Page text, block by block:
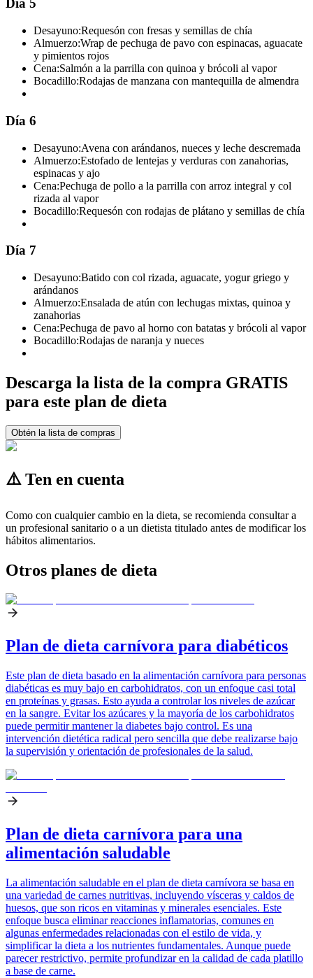
Día 5
Desayuno:Requesón con fresas y semillas de chía
Almuerzo:Wrap de pechuga de pavo con espinacas, aguacate
y pimientos rojos
Cena:Salmón a la parrilla con quinoa y brócoli al vapor
Bocadillo:Rodajas de manzana con mantequilla de almendra
Día 6
Desayuno:Avena con arándanos, nueces y leche descremada
Almuerzo:Estofado de lentejas y verduras con zanahorias,
espinacas y ajo
Cena:Pechuga de pollo a la parrilla con arroz integral y col
rizada al vapor
Bocadillo:Requesón con rodajas de plátano y semillas de chía
Día 7
Desayuno:Batido con col rizada, aguacate, yogur griego y
arándanos
Almuerzo:Ensalada de atún con lechugas mixtas, quinoa y
zanahorias
Cena:Pechuga de pavo al horno con batatas y brócoli al vapor
Bocadillo:Rodajas de naranja y nueces
Descarga la lista de la compra GRATIS
para este plan de dieta
Obtén la lista de compras
⚠️ Ten en cuenta
Como con cualquier cambio en la dieta, se recomienda consultar a
un profesional sanitario o a un dietista titulado antes de modificar los
hábitos alimentarios.
Otros planes de dieta
Plan de dieta carnívora para diabéticos
Este plan de dieta basado en la alimentación carnívora para personas
diabéticas es muy bajo en carbohidratos, con un enfoque casi total
en proteínas y grasas. Esto ayuda a controlar los niveles de azúcar
en la sangre. Evitar los azúcares y la mayoría de los carbohidratos
puede permitir mantener la diabetes bajo control. Es una
intervención dietética radical pero sencilla que debe realizarse bajo
la supervisión y orientación de profesionales de la salud.
Plan de dieta carnívora para una
alimentación saludable
La alimentación saludable en el plan de dieta carnívora se basa en
una variedad de carnes nutritivas, incluyendo vísceras y caldos de
huesos, que son ricos en vitaminas y minerales esenciales. Este
enfoque busca eliminar reacciones inflamatorias, comunes en
algunas enfermedades relacionadas con el estilo de vida, y
simplificar la dieta a los nutrientes fundamentales. Aunque puede
parecer restrictivo, permite profundizar en la calidad de cada platillo
a base de carne.